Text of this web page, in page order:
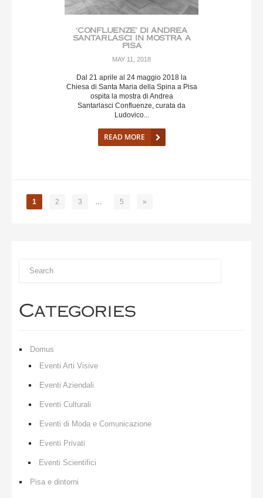
‘CONFLUENZE’ DI ANDREA
SANTARLASCI IN MOSTRA A
PISA
MAY 11, 2018
Dal 21 aprile al 24 maggio 2018 la
Chiesa di Santa Maria della Spina a Pisa
ospita la mostra di Andrea
Santarlasci Confluenze, curata da
Ludovico...
READ MORE
1 2 3 … 5 »
Categories
Domus
Eventi Arti Visive
Eventi Aziendali
Eventi Culturali
Eventi di Moda e Comunicazione
Eventi Privati
Eventi Scientifici
Pisa e dintorni